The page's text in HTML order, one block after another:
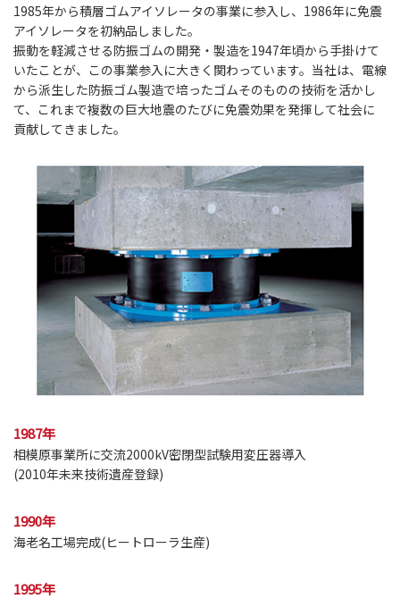
1985年から積層ゴムアイソレータの事業に参入し、1986年に免震
アイソレータを初納品しました。
振動を軽減させる防振ゴムの開発・製造を1947年頃から手掛けて
いたことが、この事業参入に大きく関わっています。当社は、電線
から派生した防振ゴム製造で培ったゴムそのものの技術を活かし
て、これまで複数の巨大地震のたびに免震効果を発揮して社会に
貢献してきました。
1987年
相模原事業所に交流2000kV密閉型試験用変圧器導入
(2010年未来技術遺産登録)
1990年
海老名工場完成(ヒートローラ生産)
1995年